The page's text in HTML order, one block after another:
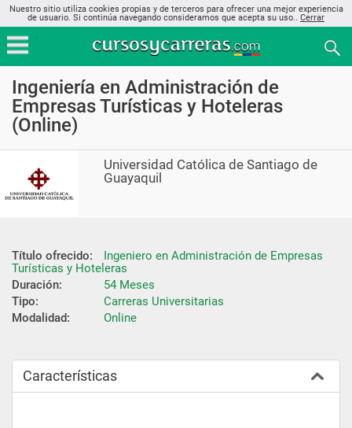
Nuestro sitio utiliza cookies propias y de terceros para ofrecer una mejor experiencia
de usuario. Si continúa navegando consideramos que acepta su uso.. Cerrar
Ingeniería en Administración de
Empresas Turísticas y Hoteleras
(Online)
Universidad Católica de Santiago de
Guayaquil
Título ofrecido:
Ingeniero en Administración de Empresas
Turísticas y Hoteleras
Duración:
54 Meses
Tipo:
Carreras Universitarias
Modalidad:
Online
Características